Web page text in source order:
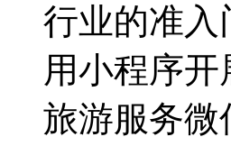
行业的准入
用小程序
旅游服务微